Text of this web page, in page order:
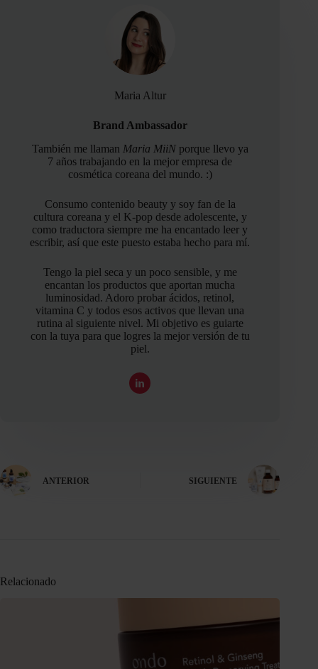
Maria Altur
Brand Ambassador
También me llaman Maria MiiNporque llevo ya
7 años trabajando en la mejor empresa de
cosmética coreana del mundo. :)
Consumo contenido beauty y soy fan de la
cultura coreana y el K-pop desde adolescente, y
como traductora siempre me ha encantado leer y
escribir, así que este puesto estaba hecho para mí.
Tengo la piel seca y un poco sensible, y me
encantan los productos que aportan mucha
luminosidad. Adoro probar ácidos, retinol,
vitamina C y todos esos activos que llevan una
rutina al siguiente nivel. Mi objetivo es guiarte
con la tuya para que logres la mejor versión de tu
piel.
ANTERIOR SIGUIENTE
Relacionado